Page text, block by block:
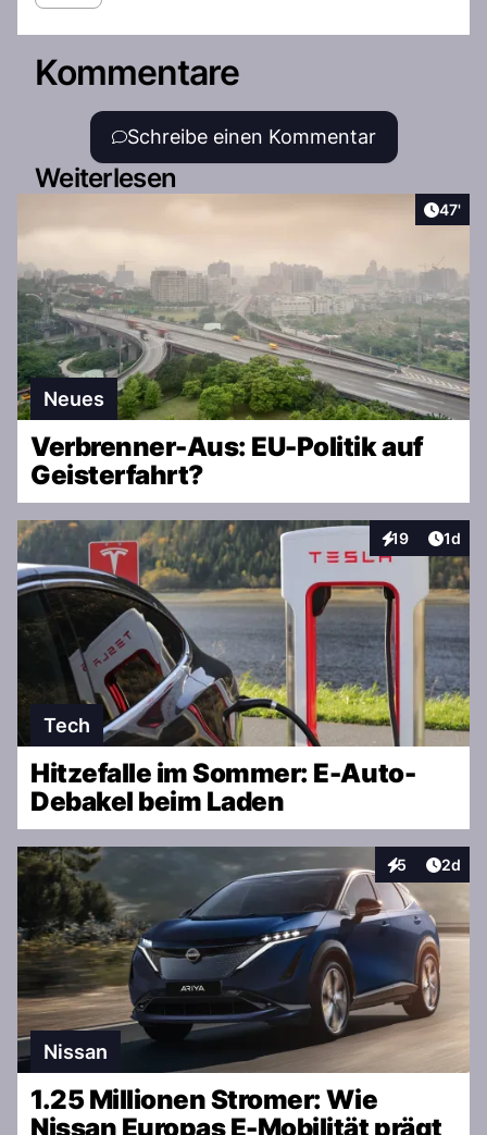
Kommentare
Schreibe einen Kommentar
Weiterlesen
47'
Neues
Verbrenner-Aus: EU-Politik auf
Geisterfahrt?
19
Interaktionen
1d
Tech
Hitzefalle im Sommer: E-Auto-
Debakel beim Laden
5
Interaktionen
2d
Nissan
1.25 Millionen Stromer: Wie
Nissan Europas E-Mobilität prägt